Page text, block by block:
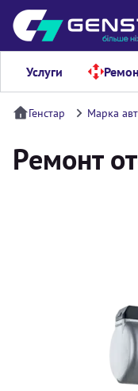
Услуги
Генстар Марка
Ремонт